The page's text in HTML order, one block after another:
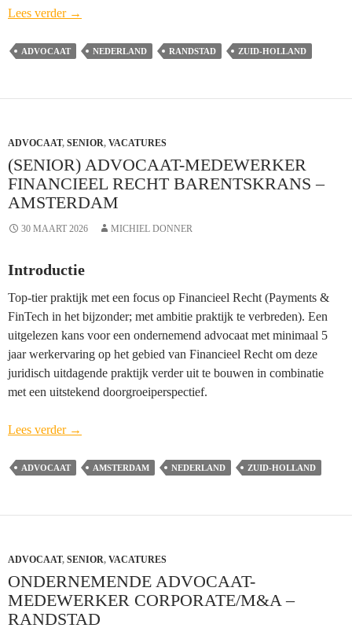
Lees verder Advocaat-
Bestuursrecht
Randstad
→
ADVOCAAT NEDERLAND RANDSTAD ZUID-HOLLAND
ADVOCAAT, SENIOR, VACATURES
(SENIOR) ADVOCAAT-MEDEWERKER
FINANCIEEL RECHT BARENTSKRANS –
AMSTERDAM
30 MAART 2026 MICHIEL DONNER
Introductie
Top-tier praktijk met een focus op Financieel Recht (Payments &
FinTech in het bijzonder; met ambitie praktijk te verbreden). Een
uitgelezen kans voor een ondernemend advocaat met minimaal 5
jaar werkervaring op het gebied van Financieel Recht om deze
juridisch uitdagende praktijk verder uit te bouwen in combinatie
met een uitstekend doorgroeiperspectief.
Lees verder (Senior)
medewerker
Amsterdam
→
ADVOCAAT AMSTERDAM NEDERLAND ZUID-HOLLAND
ADVOCAAT, SENIOR, VACATURES
ONDERNEMENDE ADVOCAAT-
MEDEWERKER CORPORATE/M&A –
RANDSTAD